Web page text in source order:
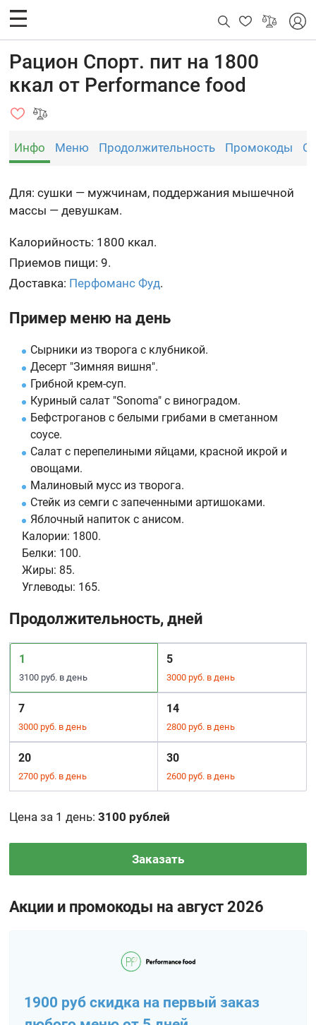
Рацион Спорт. пит на 1800
ккал от Performance food
Инфо Меню Продолжительность Промокоды
Для: сушки — мужчинам, поддержания мышечной
массы — девушкам.
Калорийность: 1800 ккал.
Приемов пищи: 9.
Доставка: Перфоманс Фуд.
Пример меню на день
Сырники из творога с клубникой.
Десерт "Зимняя вишня".
Грибной крем-суп.
Куриный салат "Sonoma" с виноградом.
Бефстроганов с белыми грибами в сметанном
соусе.
Салат с перепелиными яйцами, красной икрой и
овощами.
Малиновый мусс из творога.
Стейк из семги с запеченными артишоками.
Яблочный напиток с анисом.
Калории: 1800.
Белки: 100.
Жиры: 85.
Углеводы: 165.
Продолжительность, дней
1
3100 руб. в день
5
3000 руб. в день
7
3000 руб. в день
14
2800 руб. в день
20
2700 руб. в день
30
2600 руб. в день
Цена за 1 день:3100 рублей
Заказать
Акции и промокоды на август 2026
1900 руб скидка на первый заказ